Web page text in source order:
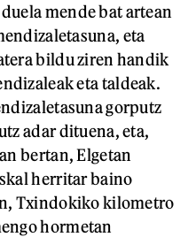
mende bat artean
eta
bildu ziren handik
eta taldeak.
gorputz
adar dituena, eta,
bertan, Elgetan
herritar baino
Txindokiko kilometro
hormetan